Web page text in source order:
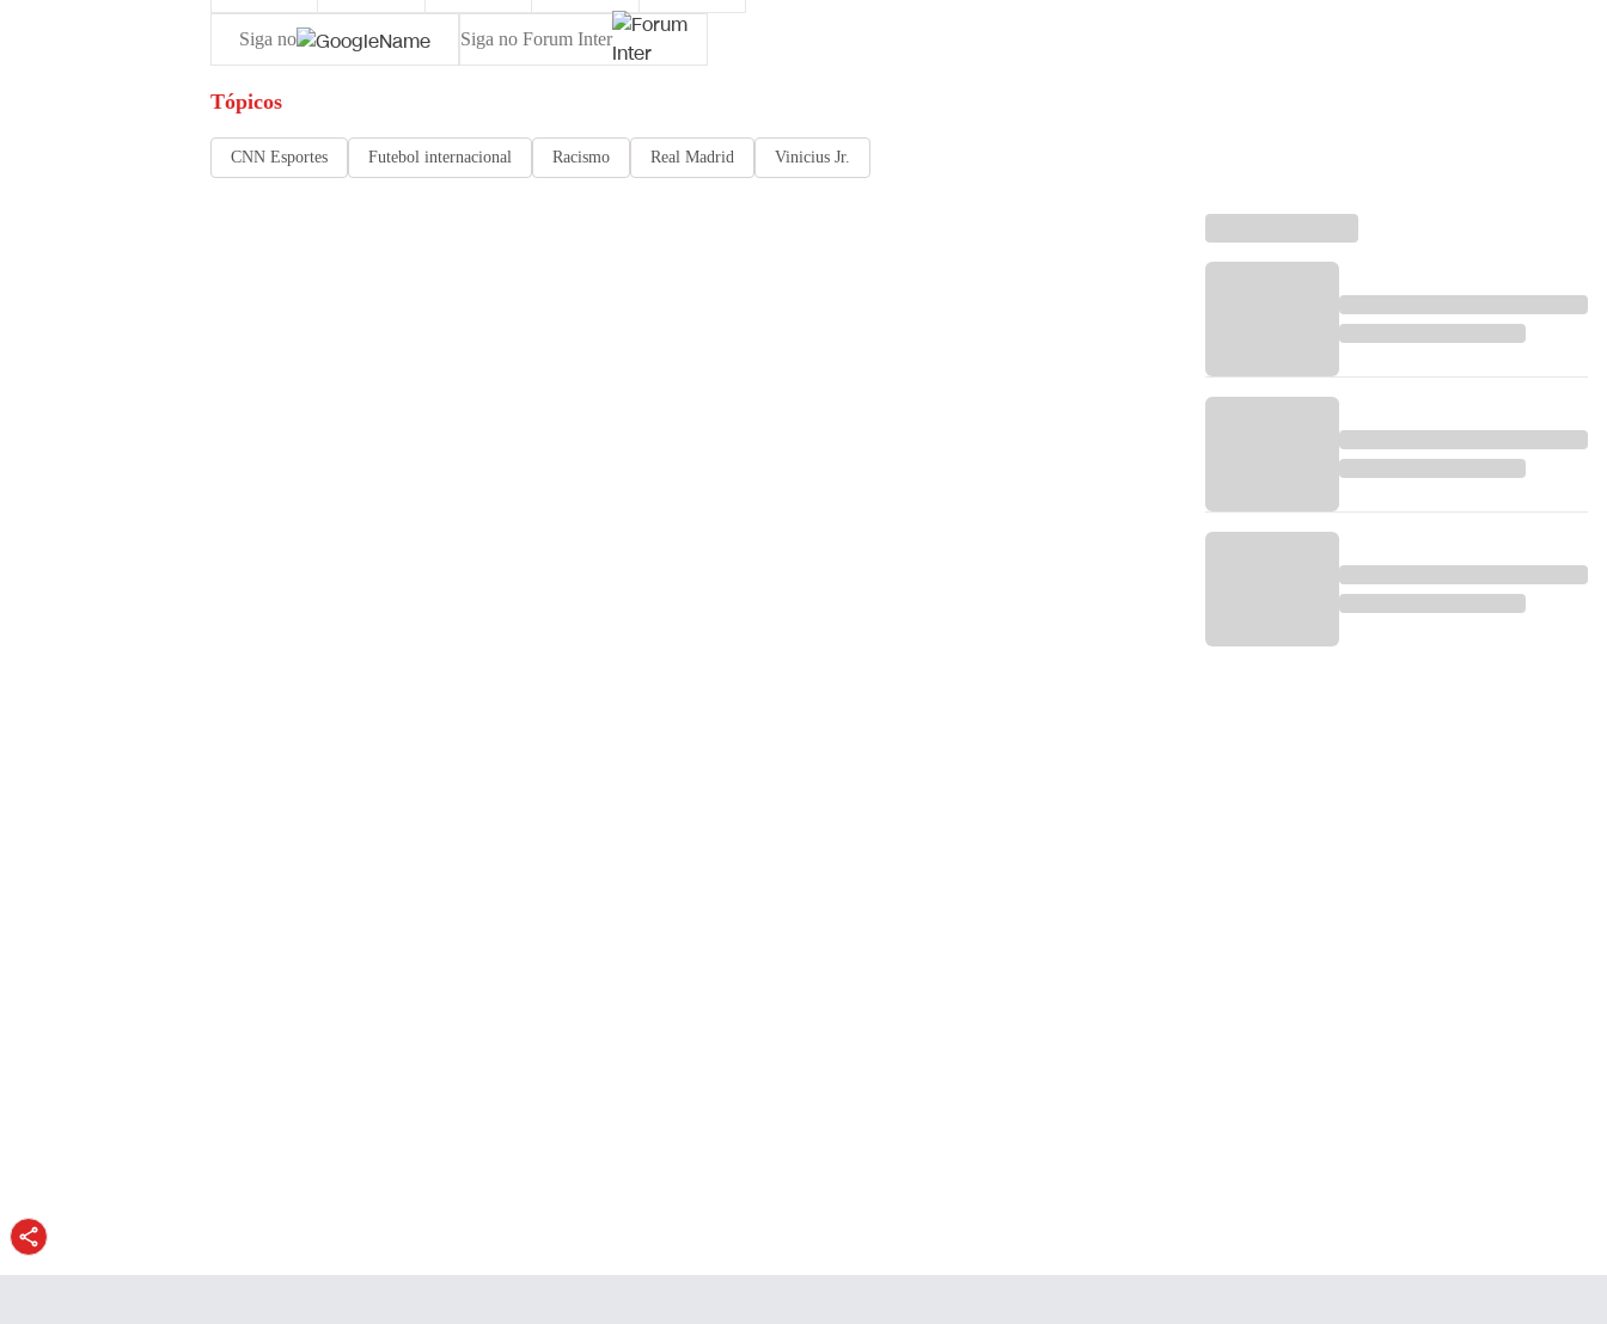
Siga no Siga no Forum Inter
Tópicos
CNN Esportes Futebol internacional Racismo Real Madrid Vinicius Jr.